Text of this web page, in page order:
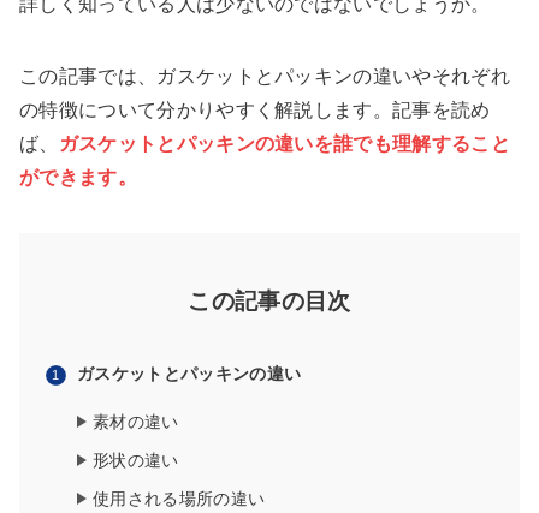
詳しく知っている人は少ないのではないでしょうか。
この記事では、ガスケットとパッキンの違いやそれぞれ
の特徴について分かりやすく解説します。記事を読め
ば、
ガスケットとパッキンの違いを誰でも理解すること
ができます。
この記事の目次
ガスケットとパッキンの違い
素材の違い
形状の違い
使用される場所の違い